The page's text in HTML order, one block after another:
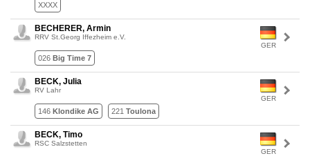
XXXX
GER
BECHERER, Armin
RRV St.Georg Iffezheim e.V.
026 Big Time 7
GER
BECK, Julia
RV Lahr
146 Klondike AG 221 Toulona
GER
BECK, Timo
RSC Salzstetten